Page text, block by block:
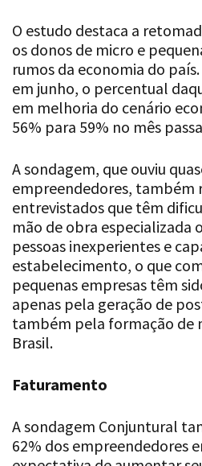
O estudo destaca a
os donos de micro e
rumos da economia do
em junho, o percentual
em melhoria do cenário
56% para 59% no mês
A sondagem, que ouviu
empreendedores, também
entrevistados que têm
mão de obra
pessoas inexperientes e
estabelecimento, o que
pequenas empresas têm
apenas pela geração de
também pela formação de
Brasil.
Faturamento
A sondagem Conjuntural
62% dos empreendedores